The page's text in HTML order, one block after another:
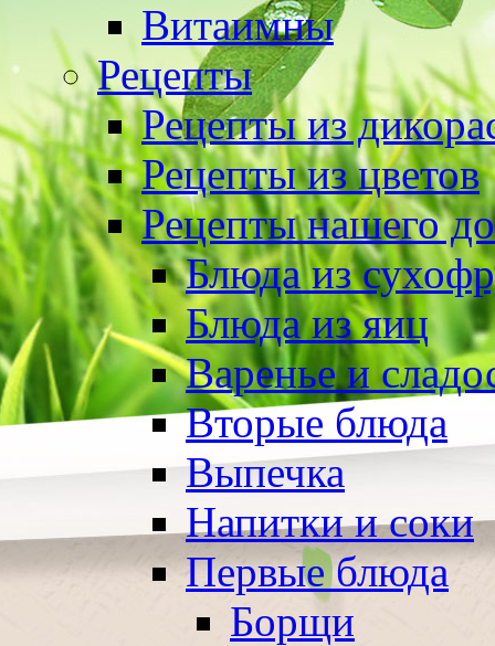
Витаимны
Рецепты
Рецепты из
Рецепты из цветов
Рецепты нашего
Блюда из
Блюда из яиц
Варенье и
Вторые блюда
Выпечка
Напитки и соки
Первые блюда
Борщи